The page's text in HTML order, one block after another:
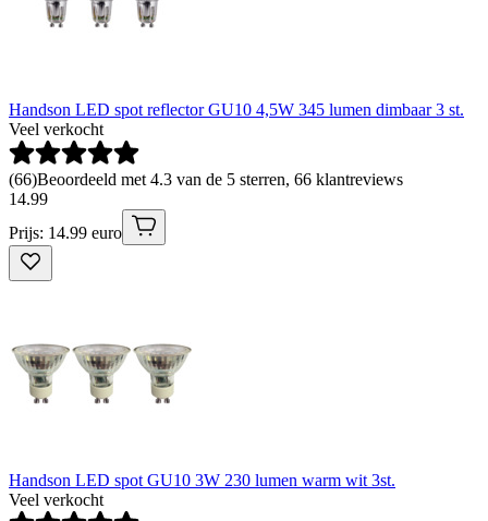
Handson LED spot reflector GU10 4,5W 345 lumen dimbaar 3 st.
Veel verkocht
(66)Beoordeeld met 4.3 van de 5 sterren, 66 klantreviews
14.99
Prijs: 14.99 euro
Handson LED spot GU10 3W 230 lumen warm wit 3st.
Veel verkocht